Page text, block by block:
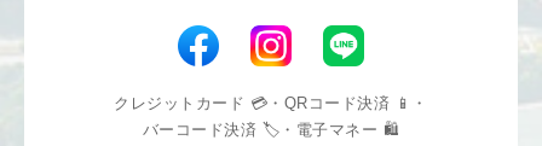
クレジットカード 💳・QRコード決済 📱・
バーコード決済 🏷️・電子マネー 🛍️